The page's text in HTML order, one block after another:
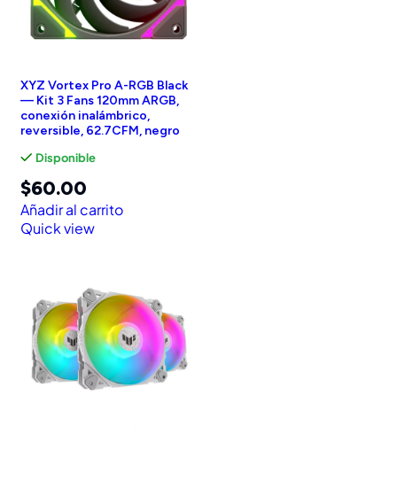
XYZ Vortex Pro A-RGB Black
— Kit 3 Fans 120mm ARGB,
conexión inalámbrico,
reversible, 62.7CFM, negro
Disponible
$60.00
Añadir al carrito
Quick view